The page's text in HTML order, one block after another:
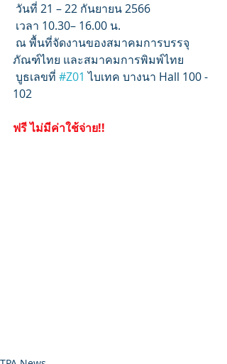
วันที่ 21 – 22 กันยายน 2566
เวลา 10.30– 16.00 น.
ภัณฑ์ไทย และสมาคมการพิมพ์ไทย
บูธเลขที่ #Z01 ไบเทค บางนา Hall 100 -
102
ฟรี ไม่มีค่าใช้จ่าย!!